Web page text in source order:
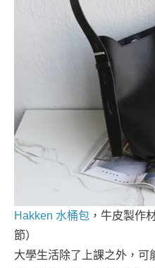
Hakken 水桶包 ，牛皮製作
節）
大學生活除了上課之外，可